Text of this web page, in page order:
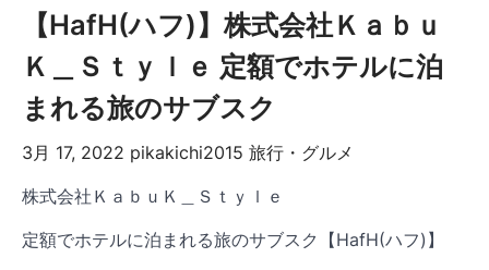
【HafH(ハフ)】株式会社Ｋａｂｕ
Ｋ＿Ｓｔｙｌｅ 定額でホテルに泊
まれる旅のサブスク
3月 17, 2022 pikakichi2015 旅行・グルメ
株式会社ＫａｂｕＫ＿Ｓｔｙｌｅ
定額でホテルに泊まれる旅のサブスク【HafH(ハフ)】